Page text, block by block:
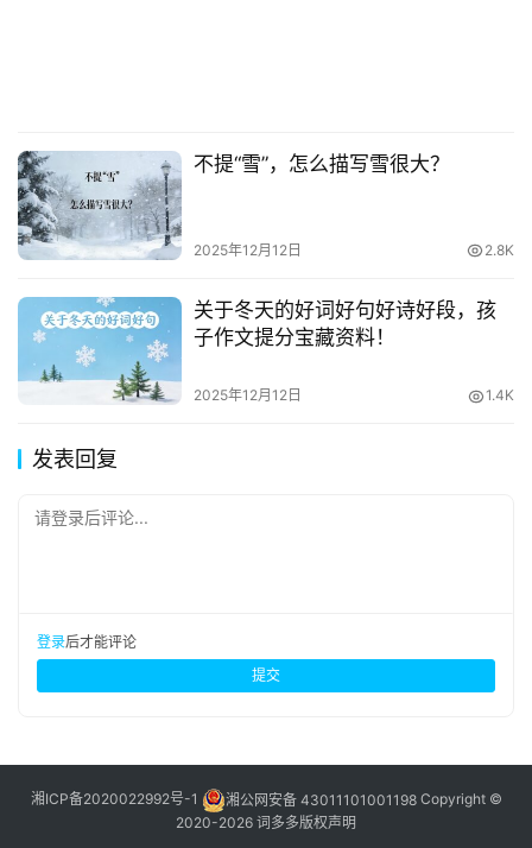
不提“雪”，怎么描写雪很大？
2025年12月12日 2.8K
关于冬天的好词好句好诗好段，孩
子作文提分宝藏资料！
2025年12月12日 1.4K
发表回复
请登录后评论...
登录后才能评论
提交
湘ICP备2020022992号-1 湘公网安备 43011101001198Copyright ©
2020-2026 词多多版权声明